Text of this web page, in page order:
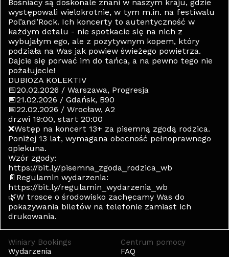
Bośniacy są doskonale znani w naszym kraju, gdzie
występowali wielokrotnie, w tym m.in. na festiwalu
Pol’and’Rock. Ich koncerty to autentyczność w
każdym detalu - nie spotkacie się na nich z
wybujałym ego, ale z pozytywnym kopem, który
podziała na Was jak powiew świeżego powietrza.
Dajcie się porwać im do tańca, a na pewno tego nie
pożałujecie!
DUBIOZA KOLEKTIV
📅20.02.2026 / Warszawa, Progresja
📅21.02.2026 / Gdańsk, B90
📅22.02.2026 / Wrocław, A2
drzwi 19:00, start 20:00
❌Wstęp na koncert 13+ za pisemną zgodą rodzica.
Poniżej 13 lat, wymagana obecność pełnoprawnego
opiekuna.
Wzór zgody:
https://bit.ly/pisemna_zgoda_rodzica_wb
📄Regulamin wydarzenia:
https://bit.ly/regulamin_wydarzenia_wb
🌿W trosce o środowisko zachęcamy Was do
pokazywania biletów na telefonie zamiast ich
drukowania.
Winiary Bookings
Wydarzenia
Centrum pomocy
FAQ